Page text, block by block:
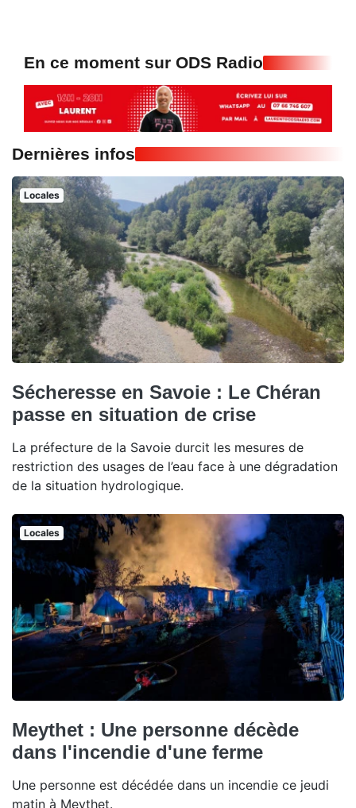
En ce moment sur ODS Radio
Dernières infos
Locales
Sécheresse en Savoie : Le Chéran
passe en situation de crise
La préfecture de la Savoie durcit les mesures de
restriction des usages de l’eau face à une dégradation
de la situation hydrologique.
Locales
Meythet : Une personne décède
dans l'incendie d'une ferme
Une personne est décédée dans un incendie ce jeudi
matin à Meythet.